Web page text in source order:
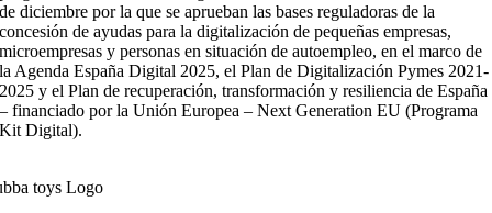
de diciembre por la que se aprueban las bases reguladoras de la
concesión de ayudas para la digitalización de pequeñas empresas,
microempresas y personas en situación de autoempleo, en el marco de
la Agenda España Digital 2025, el Plan de Digitalización Pymes 2021-
2025 y el Plan de recuperación, transformación y resiliencia de España
– financiado por la Unión Europea – Next Generation EU (Programa
Kit Digital).